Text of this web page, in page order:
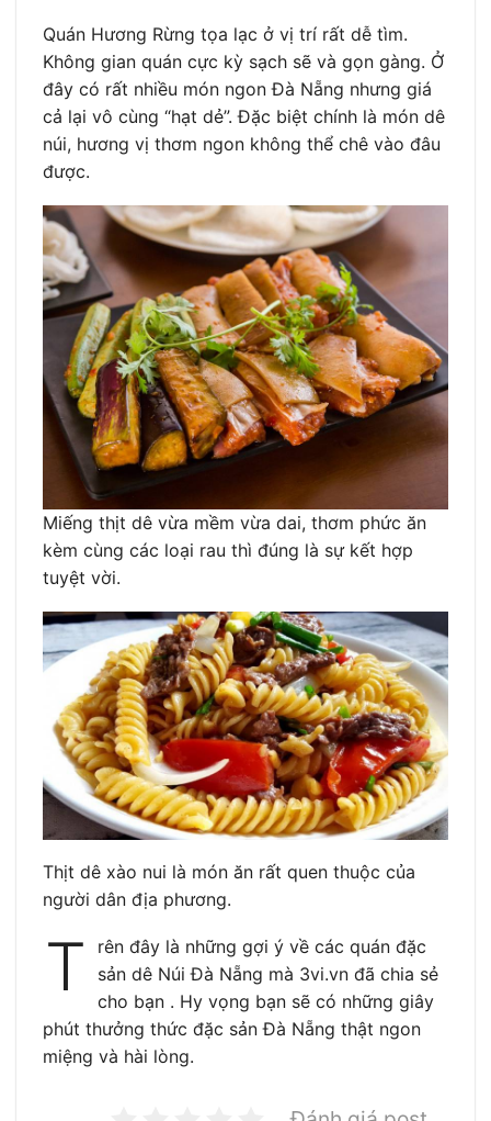
Quán Hương Rừng tọa lạc ở vị trí rất dễ tìm.
Không gian quán cực kỳ sạch sẽ và gọn gàng. Ở
đây có rất nhiều món ngon Đà Nẵng nhưng giá
cả lại vô cùng “hạt dẻ”. Đặc biệt chính là món dê
núi, hương vị thơm ngon không thể chê vào đâu
được.
Miếng thịt dê vừa mềm vừa dai, thơm phức ăn
kèm cùng các loại rau thì đúng là sự kết hợp
tuyệt vời.
Thịt dê xào nui là món ăn rất quen thuộc của
người dân địa phương.
T
rên đây là những gợi ý về các quán đặc
sản dê Núi Đà Nẵng mà 3vi.vn đã chia sẻ
cho bạn . Hy vọng bạn sẽ có những giây
phút thưởng thức đặc sản Đà Nẵng thật ngon
miệng và hài lòng.